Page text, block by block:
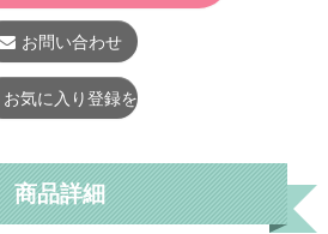
お問い合わせ
お気に入り登録をする
商品詳細